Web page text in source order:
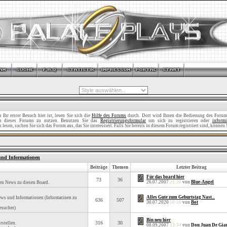
Ihr erster Besuch hier ist, lesen Sie sich die Hilfe des Forums durch. Dort wird Ihnen die Bedienung des
Forums zu nutzen. Benutzen Sie das Registrierungsformularum sich zu registrieren oder
suchen Sie sich das Forum aus, das Sie interessiert. Falls Sie bereits in diesem Forum registriert sind, können
Informationen
Beiträge Themen Letzter Beitrag
News zu diesen Board. 73 36
Für das board hier
26.07.2007 21:30 von Blue-Angel
und Informationen (Informatinen zu
636 507
Alles Gute zum Geburtstag Nast...
30.07.2020 16:50 von Bot
316 30
Bin neu hier
08.09.2007 13:34 von Don Juan De